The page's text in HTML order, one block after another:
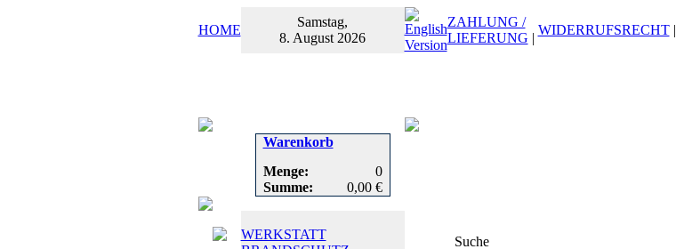
HOME
Samstag,
8. August 2026
ZAHLUNG /
LIEFERUNG |
WIDERRUFSRECHT|
Warenkorb
Menge:
0
Summe:
0,00 €
WERKSTATT
Suche